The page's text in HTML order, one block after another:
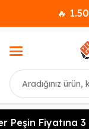
🔥
Ara
Peşin Fiyatına 3